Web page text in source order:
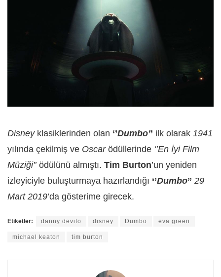
Disneyklasiklerinden olan ‘’Dumbo’’ ilk olarak 1941
yılında çekilmiş ve Oscarödüllerinde ‘’En İyi Film
Müziği’’ödülünü almıştı. Tim Burton’un yeniden
izleyiciyle buluşturmaya hazırlandığı ‘’Dumbo’’ 29
Mart 2019’da gösterime girecek.
Etiketler: danny devito disney Dumbo eva green
michael keaton tim burton